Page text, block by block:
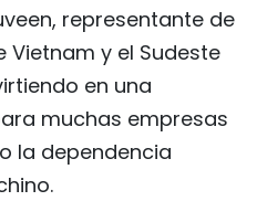
representante de
Vietnam y el Sudeste
en una
muchas empresas
la dependencia